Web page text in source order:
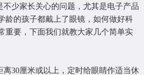
不少家长关心的问题，尤其是电子产品
龄的孩子都戴上了眼镜，如何做好科
重要，下面我们就教大家几个简单实
离30厘米或以上，定时给眼睛作适当休